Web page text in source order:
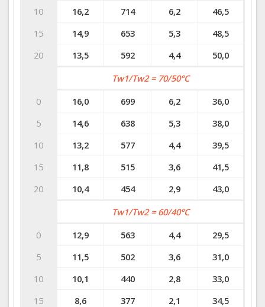
10
15
20
16,2
714 6,2
46,5
14,9
653 5,3
48,5
13,5
592 4,4 50,0
0
5
10
15
20
Tw1/Tw2 = 70/50°C
16,0
699 6,2
36,0
14,6
638 5,3
38,0
13,2
577 4,4
39,5
11,8
515 3,6
41,5
10,4
454 2,9 43,0
0
5
10
15
Tw1/Tw2 = 60/40°C
12,9
563 4,4
29,5
11,5
502 3,6
31,0
10,1
440 2,8
33,0
8,6
377 2,1
34,5